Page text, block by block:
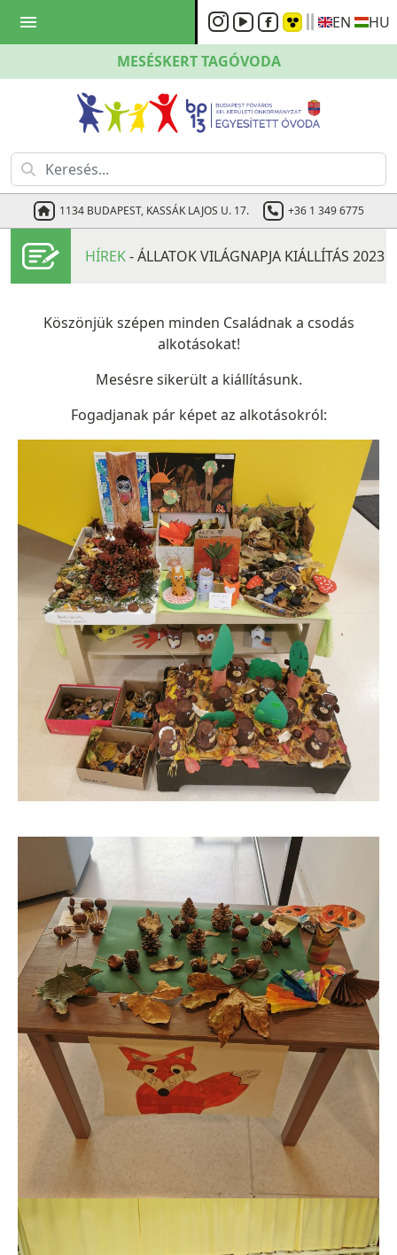
menu
MESÉSKERTTAGÓVODA
1134 BUDAPEST, KASSÁK LAJOS U. 17. +36 1 349 6775
EN HU
HÍREK- ÁLLATOK VILÁGNAPJA KIÁLLÍTÁS 2023
Köszönjük szépen minden Családnak a csodás
alkotásokat!
Mesésre sikerült a kiállításunk.
Fogadjanak pár képet az alkotásokról: